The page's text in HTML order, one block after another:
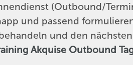
(Outbound/
und passend
und den
Akquise Outbound